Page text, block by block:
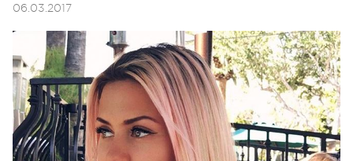
06.03.2017